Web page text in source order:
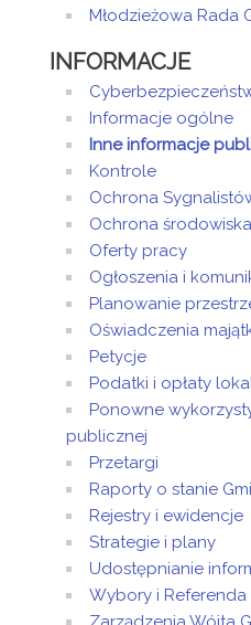
Młodzieżowa Rada
INFORMACJE
Informacje ogólne
Inne informacje
Kontrole
Ochrona
Ochrona środowiska
Oferty pracy
Ogłoszenia i
Planowanie
Oświadczenia
Petycje
Podatki i opłaty
Ponowne
publicznej
Przetargi
Raporty o stanie
Rejestry i ewidencje
Strategie i plany
Udostępnianie
Wybory i Referenda